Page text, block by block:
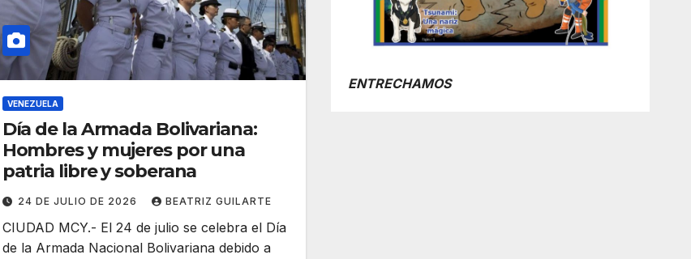
VENEZUELA
Día de la Armada Bolivariana:
Hombres y mujeres por una
patria libre y soberana
24 DE JULIO DE 2026 BEATRIZ GUILARTE
CIUDAD MCY.- El 24 de julio se celebra el Día
de la Armada Nacional Bolivariana debido a
ENTRECHAMOS